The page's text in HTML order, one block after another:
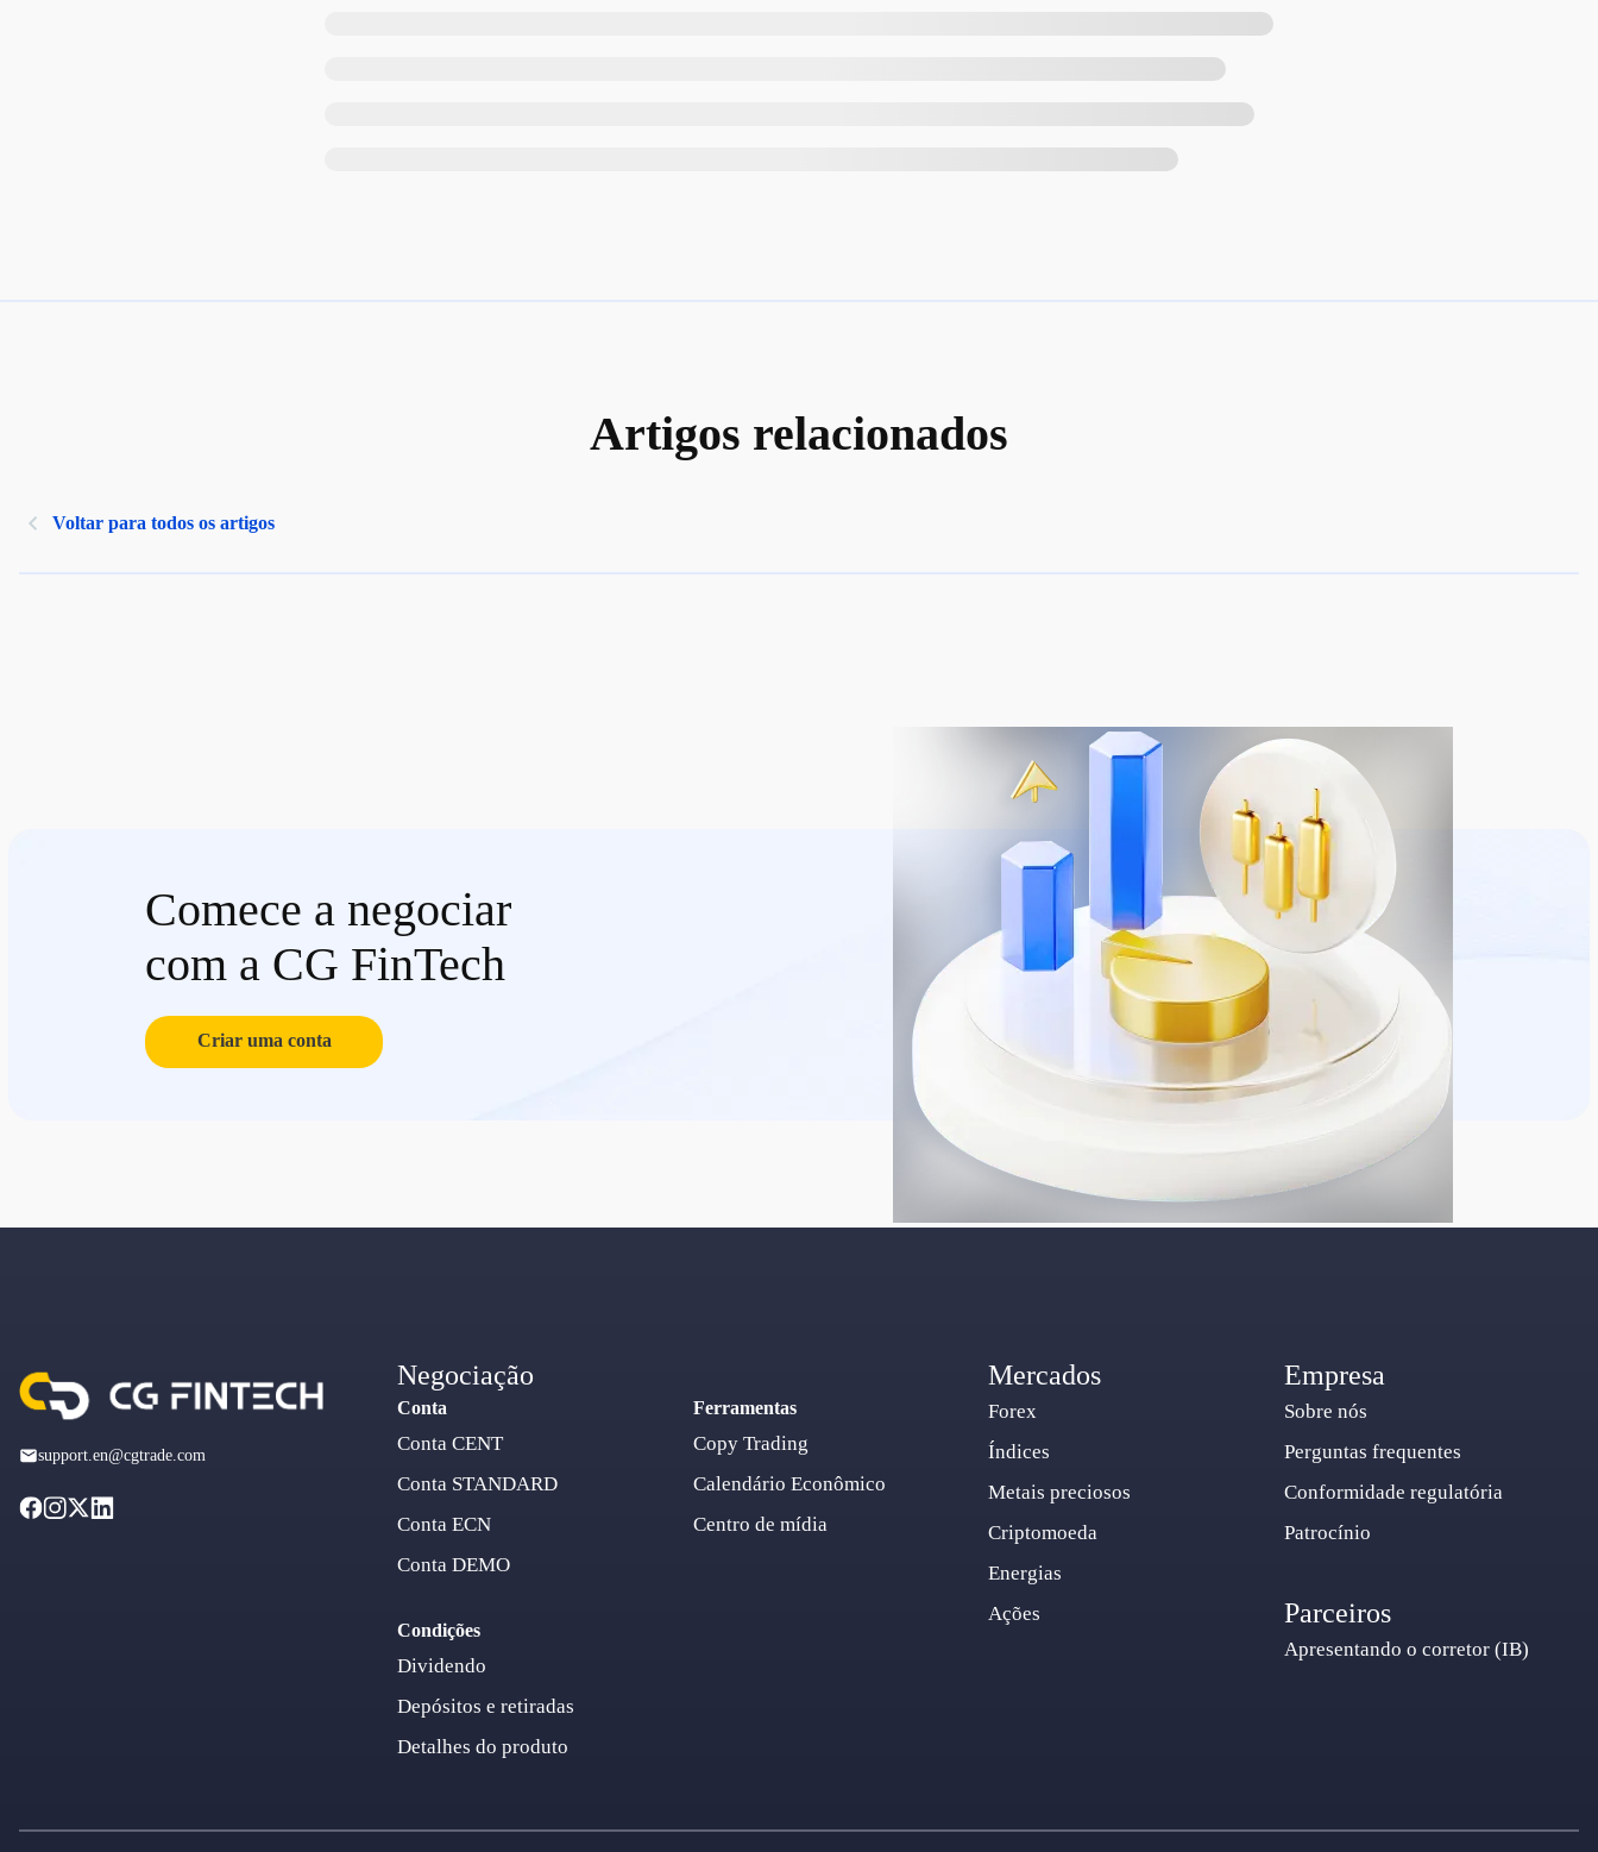
Artigos relacionados
Voltar para todos os artigos
Comece a negociar
com a CG FinTech
Criar uma conta
support.en@cgtrade.com
Negociação
Conta
Conta CENT
Conta STANDARD
Conta ECN
Conta DEMO
Condições
Dividendo
Depósitos e retiradas
Detalhes do produto
Ferramentas
Copy Trading
Calendário Econômico
Centro de mídia
Mercados
Forex
Índices
Metais preciosos
Criptomoeda
Energias
Ações
Empresa
Sobre nós
Perguntas frequentes
Conformidade regulatória
Patrocínio
Parceiros
Apresentando o corretor (IB)